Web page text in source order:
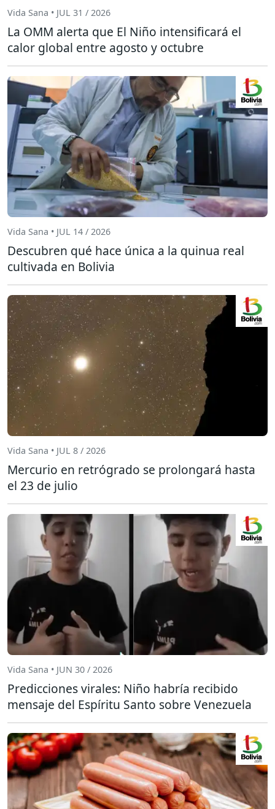
Vida Sana • JUL 31 / 2026
La OMM alerta que El Niño intensificará el
calor global entre agosto y octubre
Vida Sana • JUL 14 / 2026
Descubren qué hace única a la quinua real
cultivada en Bolivia
Vida Sana • JUL 8 / 2026
Mercurio en retrógrado se prolongará hasta
el 23 de julio
Vida Sana • JUN 30 / 2026
Predicciones virales: Niño habría recibido
mensaje del Espíritu Santo sobre Venezuela